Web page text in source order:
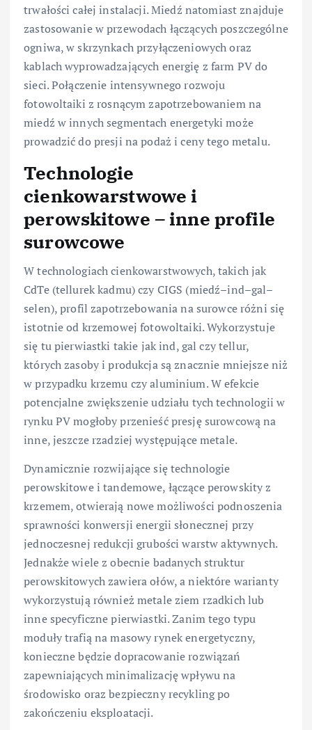
trwałości całej instalacji. Miedź natomiast znajduje
zastosowanie w przewodach łączących poszczególne
ogniwa, w skrzynkach przyłączeniowych oraz
kablach wyprowadzających energię z farm PV do
sieci. Połączenie intensywnego rozwoju
fotowoltaiki z rosnącym zapotrzebowaniem na
miedź w innych segmentach energetyki może
prowadzić do presji na podaż i ceny tego metalu.
Technologie
cienkowarstwowe i
perowskitowe – inne profile
surowcowe
W technologiach cienkowarstwowych, takich jak
CdTe (tellurek kadmu) czy CIGS (miedź–ind–gal–
selen), profil zapotrzebowania na surowce różni się
istotnie od krzemowej fotowoltaiki. Wykorzystuje
się tu pierwiastki takie jak ind, gal czy tellur,
których zasoby i produkcja są znacznie mniejsze niż
w przypadku krzemu czy aluminium. W efekcie
potencjalne zwiększenie udziału tych technologii w
rynku PV mogłoby przenieść presję surowcową na
inne, jeszcze rzadziej występujące metale.
Dynamicznie rozwijające się technologie
perowskitowe i tandemowe, łączące perowskity z
krzemem, otwierają nowe możliwości podnoszenia
sprawności konwersji energii słonecznej przy
jednoczesnej redukcji grubości warstw aktywnych.
Jednakże wiele z obecnie badanych struktur
perowskitowych zawiera ołów, a niektóre warianty
wykorzystują również metale ziem rzadkich lub
inne specyficzne pierwiastki. Zanim tego typu
moduły trafią na masowy rynek energetyczny,
konieczne będzie dopracowanie rozwiązań
zapewniających minimalizację wpływu na
środowisko oraz bezpieczny recykling po
zakończeniu eksploatacji.